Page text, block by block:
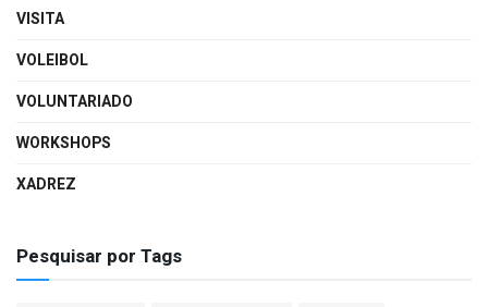
VISITA
VOLEIBOL
VOLUNTARIADO
WORKSHOPS
XADREZ
Pesquisar por Tags